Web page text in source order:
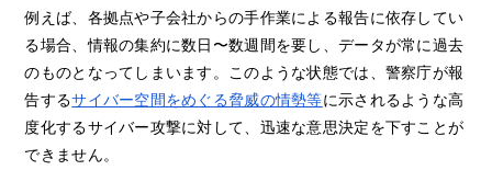
例えば、各拠点や子会社からの手作業による報告に依存してい
る場合、情報の集約に数日〜数週間を要し、データが常に過去
のものとなってしまいます。このような状態では、警察庁が報
告するサイバー空間をめぐる脅威の情勢等に示されるような高
度化するサイバー攻撃に対して、迅速な意思決定を下すことが
できません。